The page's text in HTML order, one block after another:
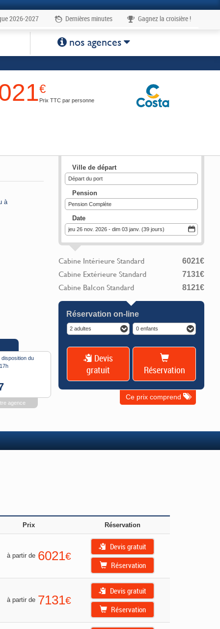
€
Prix TTC par personne
à
Ville de départ
Départ du port
Pension
Pension Complète
Date
jeu 26 nov. 2026 - dim 03 janv. (39 jours)
Cabine Intérieure Standard 6021€
Cabine Extérieure Standard 7131€
Cabine Balcon Standard 8121€
Réservation on-line
2 adultes 0 enfants
Devis
gratuit
Réservation
Ce prix comprend
du
agence
Prix Réservation
à partir de 6021€
Devis gratuit
Réservation
à partir de 7131€
Devis gratuit
Réservation
2026-2027 Dernières minutes
Gagnez la croisière !
1
nos agences